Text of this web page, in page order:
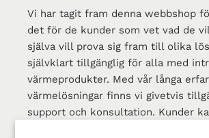
Vi har tagit fram denna webbshop
det för de kunder som vet vad de
själva vill prova sig fram till olika
självklart tillgänglig för alla med
värmeprodukter. Med vår långa
värmelösningar finns vi givetvis
support och konsultation. Kunder